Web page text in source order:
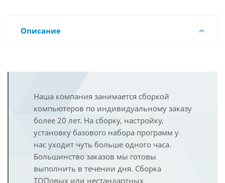
Описание
Наша компания занимается сборкой
компьютеров по индивидуальному заказу
более 20 лет. На сборку, настройку,
установку базового набора программ у
нас уходит чуть больше одного часа.
Большинство заказов мы готовы
выполнить в течении дня. Сборка
ТОПовых или нестандартных